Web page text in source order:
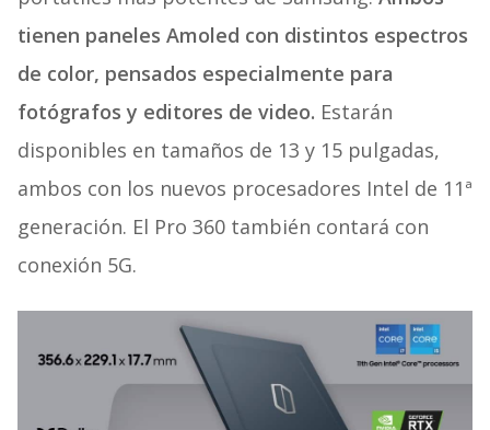
tienen paneles Amoled con distintos espectros
de color, pensados especialmente para
fotógrafos y editores de video. Estarán
disponibles en tamaños de 13 y 15 pulgadas,
ambos con los nuevos procesadores Intel de 11ª
generación. El Pro 360 también contará con
conexión 5G.